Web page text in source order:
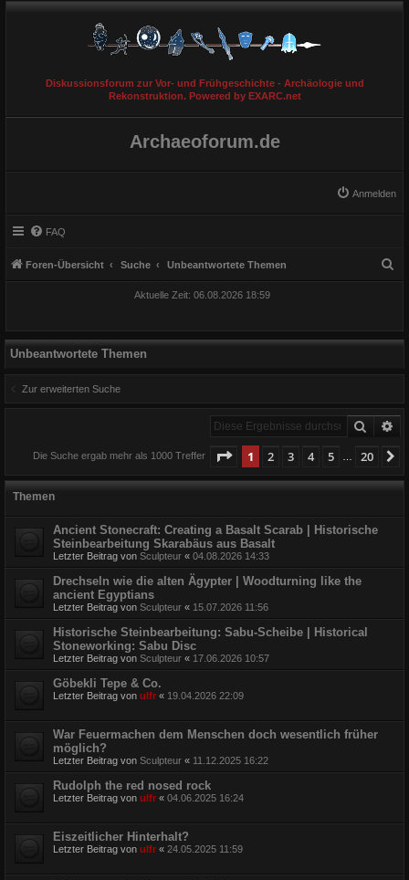
Diskussionsforum zur Vor- und Frühgeschichte - Archäologie und
Rekonstruktion. Powered by EXARC.net
Archaeoforum.de
Anmelden
FAQ
Foren-Übersicht Suche Unbeantwortete Themen
Aktuelle Zeit: 06.08.2026 18:59
Unbeantwortete Themen
Zur erweiterten Suche
Suche
Die Suche ergab mehr als 1000 Treffer Seite 1von 20
1 2 3 4 5 20
Themen
Ancient Stonecraft: Creating a Basalt Scarab | Historische
Steinbearbeitung Skarabäus aus Basalt
Letzter Beitrag von Sculpteur « 04.08.2026 14:33
Drechseln wie die alten Ägypter | Woodturning like the
ancient Egyptians
Letzter Beitrag von Sculpteur « 15.07.2026 11:56
Historische Steinbearbeitung: Sabu-Scheibe | Historical
Stoneworking: Sabu Disc
Letzter Beitrag von Sculpteur « 17.06.2026 10:57
Göbekli Tepe & Co.
Letzter Beitrag von ulfr « 19.04.2026 22:09
War Feuermachen dem Menschen doch wesentlich früher
möglich?
Letzter Beitrag von Sculpteur « 11.12.2025 16:22
Rudolph the red nosed rock
Letzter Beitrag von ulfr « 04.06.2025 16:24
Eiszeitlicher Hinterhalt?
Letzter Beitrag von ulfr « 24.05.2025 11:59